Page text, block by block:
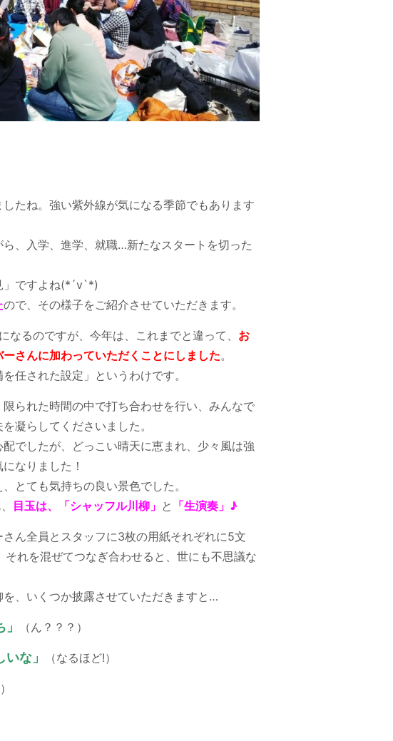
たね。強い紫外線が気になる季節でもあります
、入学、進学、就職…新たなスタートを切った
」ですよね(*´v`*)
ので、その様子をご紹介させていただきます。
るのですが、今年は、これまでと違って、 お
さんに加わっていただくことにしました。
任された設定」というわけです。
られた時間の中で打ち合わせを行い、みんなで
凝らしてくださいました。
でしたが、どっこい晴天に恵まれ、少々風は強
なりました！
とても気持ちの良い景色でした。
目玉は、 「シャッフル川柳」 と 「生演奏」♪
ん全員とスタッフに3枚の用紙それぞれに5文
れを混ぜてつなぎ合わせると、世にも不思議な
、いくつか披露させていただきますと…
（ん？？？）
な」 （なるほど!）